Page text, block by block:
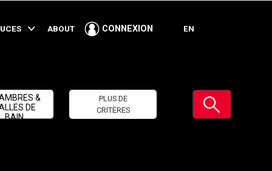
ABOUT CONNEXION EN
&
DE
BAIN
PLUS DE
CRITÈRES
Soumettre